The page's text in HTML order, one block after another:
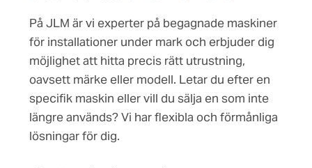
På JLM är vi experter på begagnade maskiner
för installationer under mark och erbjuder dig
möjlighet att hitta precis rätt utrustning,
oavsett märke eller modell. Letar du efter en
specifik maskin eller vill du sälja en som inte
längre används? Vi har flexibla och förmånliga
lösningar för dig.